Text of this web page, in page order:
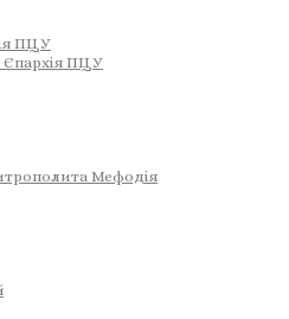
ПЦУ
Єпархія ПЦУ
Мефодія